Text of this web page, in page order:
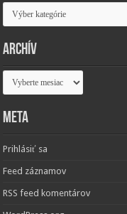
Kategórie
Archív
Archív
Meta
Prihlásiť sa
Feed záznamov
RSS feed komentárov